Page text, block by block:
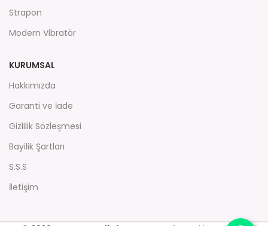
Strapon
Modern Vibratör
KURUMSAL
Hakkımızda
Garanti ve İade
Gizlilik Sözleşmesi
Bayilik Şartları
S.S.S
İletişim